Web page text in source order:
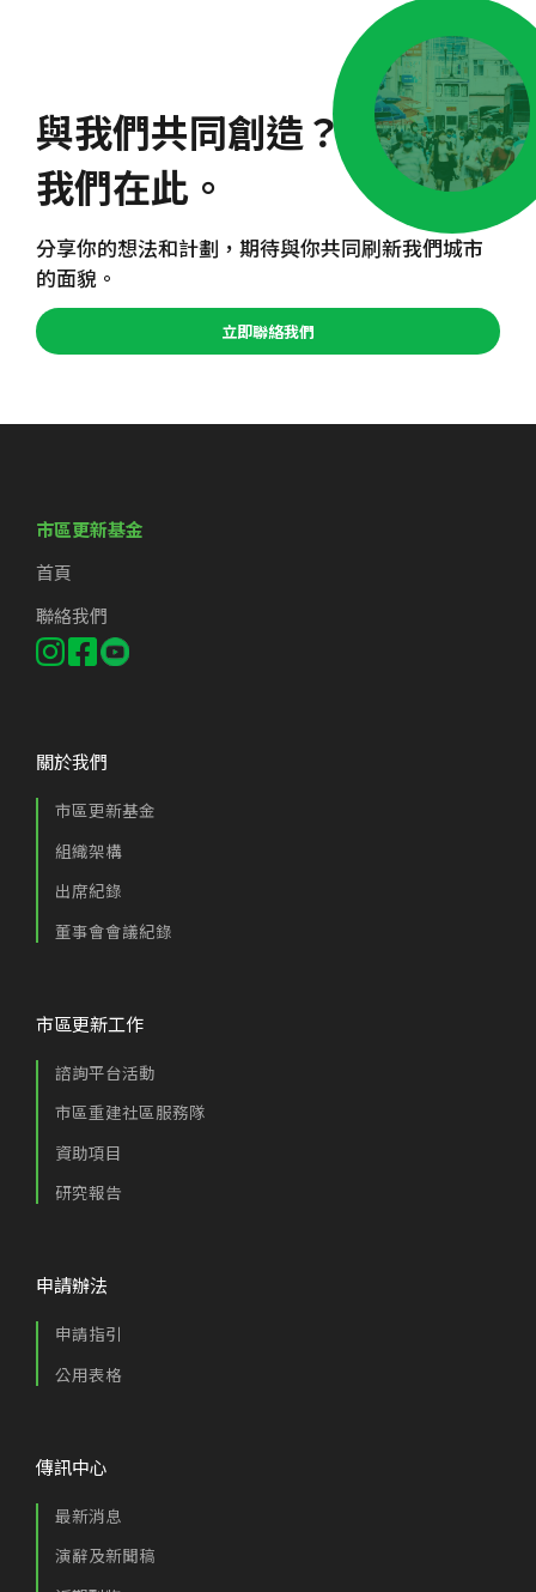
與我們共同創造？
我們在此。
分享你的想法和計劃，期待與你共同刷新我們城市
的面貌。
立即聯絡我們
市區更新基金
首頁
聯絡我們
關於我們
市區更新基金
組織架構
出席紀錄
董事會會議紀錄
市區更新工作
諮詢平台活動
市區重建社區服務隊
資助項目
研究報告
申請辦法
申請指引
公用表格
傳訊中心
最新消息
演辭及新聞稿